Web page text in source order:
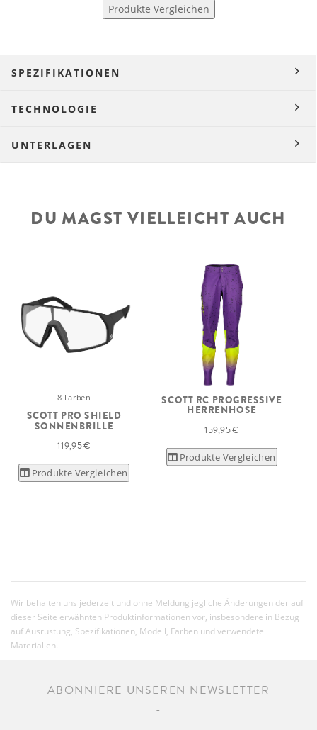
Produkte Vergleichen
SPEZIFIKATIONEN
TECHNOLOGIE
UNTERLAGEN
DU MAGST VIELLEICHT AUCH
8 Farben
SCOTT PRO SHIELD
SONNENBRILLE
119,95 €
Produkte Vergleichen
SCOTT RC PROGRESSIVE
HERRENHOSE
159,95 €
Produkte Vergleichen
Wir behalten uns jederzeit und ohne Meldung jegliche Änderungen der auf
dieser Seite erwähnten Produktinformationen vor, insbesondere in Bezug
auf Ausrüstung, Spezifikationen, Modell, Farben und verwendete
Materialien.
ABONNIERE UNSEREN NEWSLETTER